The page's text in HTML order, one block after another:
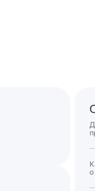
Договор ренты: что это и как его
Как правильно составить договор